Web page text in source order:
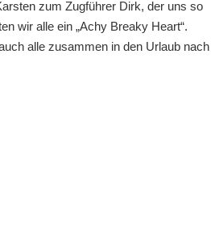
zum Zugführer Dirk, der uns so
wir alle ein „Achy Breaky Heart“.
alle zusammen in den Urlaub nach